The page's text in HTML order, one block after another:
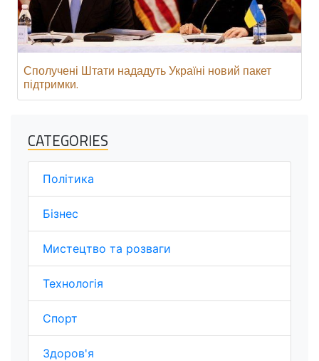
Сполучені Штати нададуть Україні новий пакет
підтримки.
CATEGORIES
Політика
Бізнес
Мистецтво та розваги
Технологія
Спорт
Здоров'я